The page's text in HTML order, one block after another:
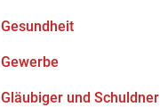
Gesundheit
Gewerbe
Gläubiger und Schuldner